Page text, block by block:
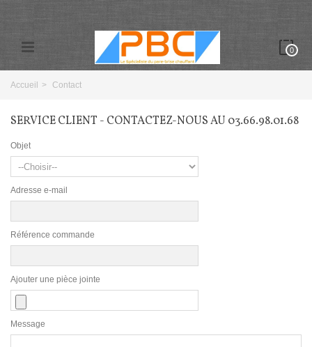
0
Accueil > Contact
SERVICE CLIENT - CONTACTEZ-NOUS AU 03.66.98.01.68
Objet
Adresse e-mail
Référence commande
Ajouter une pièce jointe
Message